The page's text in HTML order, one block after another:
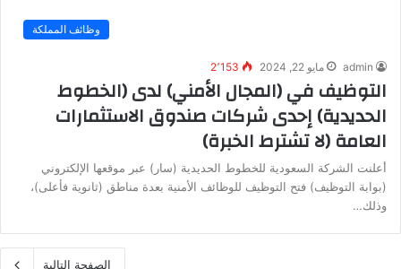
وظائف المملكة
admin مايو 22, 2024 2٬153
التوظيف في (المجال الأمني) لدى (الخطوط
الحديدية) إحدى شركات صندوق الاستثمارات
العامة (لا تشترط الخبرة)
أعلنت الشركة السعودية للخطوط الحديدية (سار) عبر موقعها الإلكتروني
(بوابة التوظيف) فتح التوظيف للوظائف الأمنية بعدة مناطق (ثانوية فأعلى)،
وذلك…
الصفحة التالية